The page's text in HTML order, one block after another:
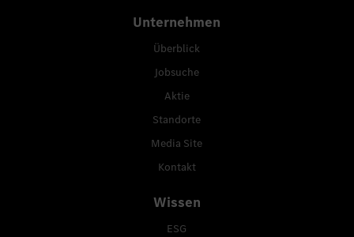
Unternehmen
Überblick
Jobsuche
Aktie
Standorte
Media Site
Kontakt
Wissen
ESG